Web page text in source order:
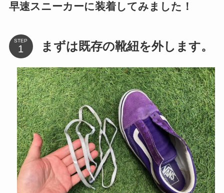
早速スニーカーに装着してみました！
STEP まずは既存の靴紐を外します。